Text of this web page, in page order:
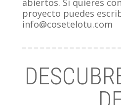
abiertos. Si quieres
proyecto puedes
info@cosetelotu.com